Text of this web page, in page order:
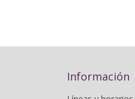
Información